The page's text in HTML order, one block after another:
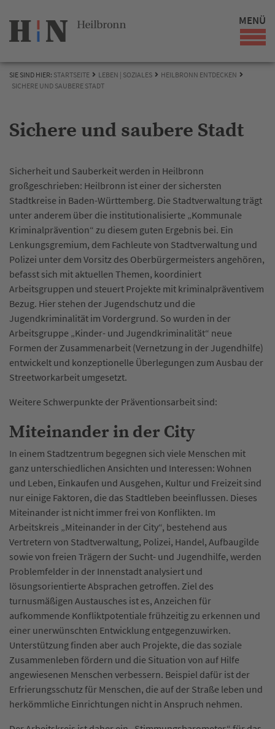
MENÜ
SIE SIND HIER: STARTSEITE LEBEN | SOZIALES
HEILBRONN ENTDECKEN
SICHERE UND SAUBERE STADT
Sichere und saubere Stadt
Sicherheit und Sauberkeit werden in Heilbronn
großgeschrieben: Heilbronn ist einer der sichersten
Stadtkreise in Baden-Württemberg. Die Stadtverwaltung trägt
unter anderem über die institutionalisierte „Kommunale
Kriminalprävention“ zu diesem guten Ergebnis bei. Ein
Lenkungsgremium, dem Fachleute von Stadtverwaltung und
Polizei unter dem Vorsitz des Oberbürgermeisters angehören,
befasst sich mit aktuellen Themen, koordiniert
Arbeitsgruppen und steuert Projekte mit kriminalpräventivem
Bezug. Hier stehen der Jugendschutz und die
Jugendkriminalität im Vordergrund. So wurden in der
Arbeitsgruppe „Kinder- und Jugendkriminalität“ neue
Formen der Zusammenarbeit (Vernetzung in der Jugendhilfe)
entwickelt und konzeptionelle Überlegungen zum Ausbau der
Streetworkarbeit umgesetzt.
Weitere Schwerpunkte der Präventionsarbeit sind:
Miteinander in der City
In einem Stadtzentrum begegnen sich viele Menschen mit
ganz unterschiedlichen Ansichten und Interessen: Wohnen
und Leben, Einkaufen und Ausgehen, Kultur und Freizeit sind
nur einige Faktoren, die das Stadtleben beeinflussen. Dieses
Miteinander ist nicht immer frei von Konflikten. Im
Arbeitskreis „Miteinander in der City“, bestehend aus
Vertretern von Stadtverwaltung, Polizei, Handel, Aufbaugilde
sowie von freien Trägern der Sucht- und Jugendhilfe, werden
Problemfelder in der Innenstadt analysiert und
lösungsorientierte Absprachen getroffen. Ziel des
turnusmäßigen Austausches ist es, Anzeichen für
aufkommende Konfliktpotentiale frühzeitig zu erkennen und
einer unerwünschten Entwicklung entgegenzuwirken.
Unterstützung finden aber auch Projekte, die das soziale
Zusammenleben fördern und die Situation von auf Hilfe
angewiesenen Menschen verbessern. Beispiel dafür ist der
Erfrierungsschutz für Menschen, die auf der Straße leben und
herkömmliche Einrichtungen nicht in Anspruch nehmen.